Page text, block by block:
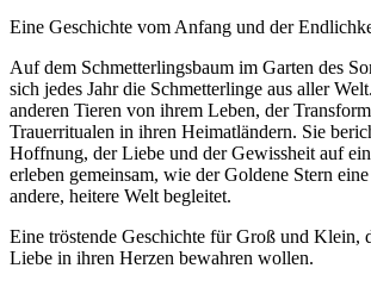
Eine Geschichte vom Anfang und der
Auf dem Schmetterlingsbaum im Garten des
sich jedes Jahr die Schmetterlinge aus aller
anderen Tieren von ihrem Leben, der
Trauerritualen in ihren Heimatländern. Sie
Hoffnung, der Liebe und der Gewissheit auf
erleben gemeinsam, wie der Goldene Stern
andere, heitere Welt begleitet.
Eine tröstende Geschichte für Groß und Klein,
Liebe in ihren Herzen bewahren wollen.